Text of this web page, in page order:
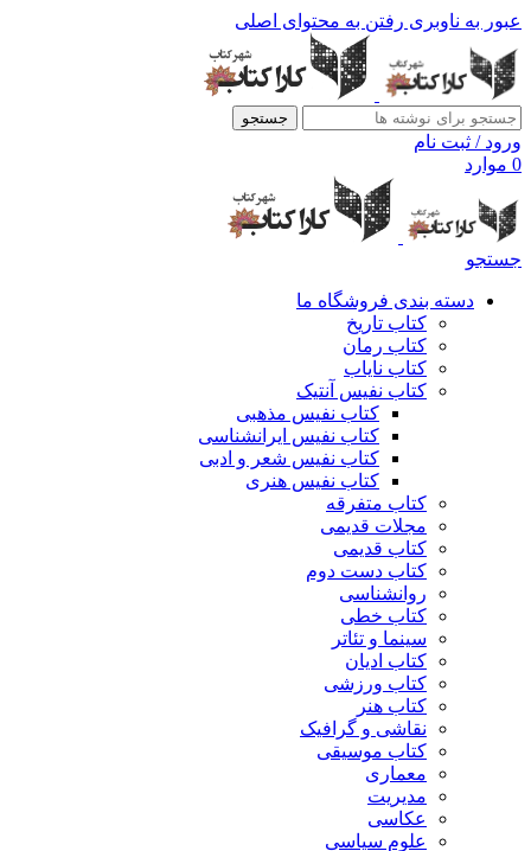
عبور به ناوبری رفتن به محتوای اصلی
جستجو
ورود / ثبت نام
0 موارد
جستجو
دسته بندی فروشگاه ما
کتاب تاریخ
کتاب رمان
کتاب نایاب
کتاب نفیس آنتیک
کتاب نفیس مذهبی
کتاب نفیس ایرانشناسی
کتاب نفیس شعر و ادبی
کتاب نفیس هنری
کتاب متفرقه
مجلات قدیمی
کتاب قدیمی
کتاب دست دوم
روانشناسی
کتاب خطی
سینما و تئاتر
کتاب ادیان
کتاب ورزشی
کتاب هنر
نقاشی و گرافیک
کتاب موسیقی
معماری
مدیریت
عکاسی
علوم سیاسی